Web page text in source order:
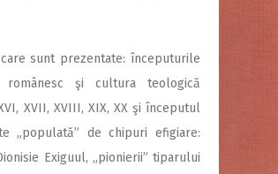
sunt prezentate: începuturile
şi cultura teologică
XVII, XVIII, XIX, XX şi începutul
„populată” de chipuri efigiare:
Exiguul, „pionierii” tiparului